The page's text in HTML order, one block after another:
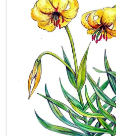
がちらつく寒空の下、 ひ